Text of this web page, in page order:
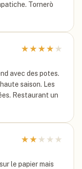
Tornerò
★ ★ ★ ★ ★
avec des potes.
saison. Les
Restaurant un
★ ★ ★ ★ ★
le papier mais